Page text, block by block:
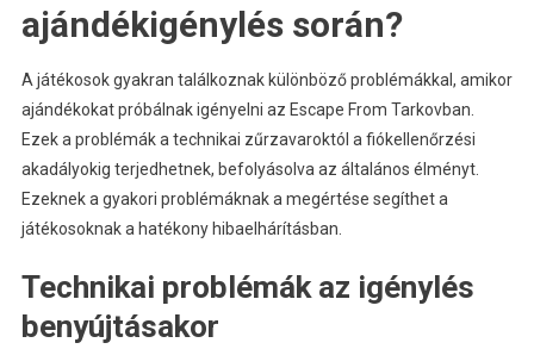
ajándékigénylés során?
A játékosok gyakran találkoznak különböző problémákkal, amikor
ajándékokat próbálnak igényelni az Escape From Tarkovban.
Ezek a problémák a technikai zűrzavaroktól a fiókellenőrzési
akadályokig terjedhetnek, befolyásolva az általános élményt.
Ezeknek a gyakori problémáknak a megértése segíthet a
játékosoknak a hatékony hibaelhárításban.
Technikai problémák az igénylés
benyújtásakor